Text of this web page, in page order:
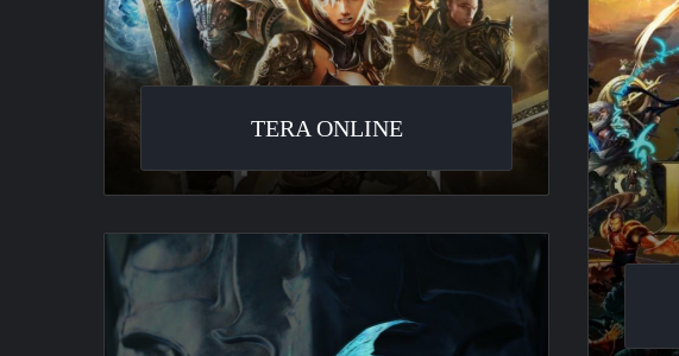
TERA ONLINE
Fantasy
XIV
Heavensward